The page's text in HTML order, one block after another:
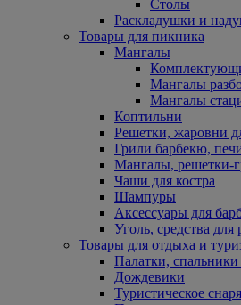
Столы
Раскладушки и
Товары для пикника
Мангалы
Мангалы
Мангалы
Коптильни
Решетки, жаровни
Грили барбекю,
Мангалы, решетки-
Чаши для костра
Шампуры
Аксессуары для
Уголь, средства
Товары для отдыха и
Палатки, спальники
Дождевики
Туристическое